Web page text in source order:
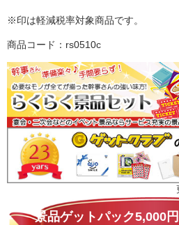
※印は軽減税率対象商品です。
商品コード：rs0510c
景品ゲットパック5,000